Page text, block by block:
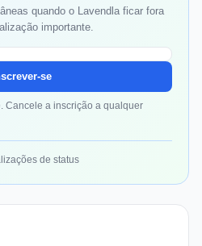
quando o Lavendla ficar fora
importante.
se
Cancele a inscrição a qualquer
de status